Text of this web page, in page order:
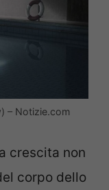
– Notizie.com
crescita non
corpo dello